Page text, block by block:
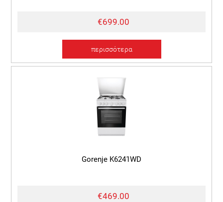
€699.00
περισσότερα
Gorenje K6241WD
€469.00